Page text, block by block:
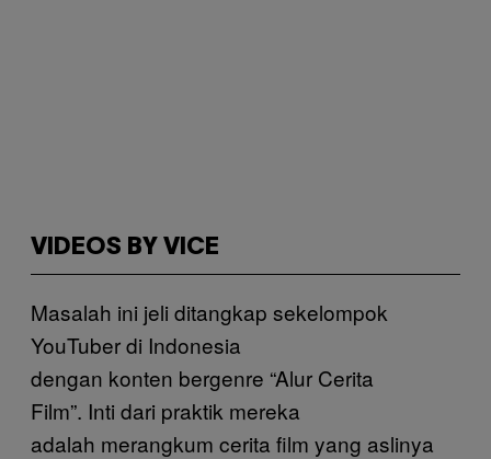
VIDEOS BY VICE
Masalah ini jeli ditangkap sekelompok
YouTuber di Indonesia
dengan konten bergenre “Alur Cerita
Film”. Inti dari praktik mereka
adalah merangkum cerita film yang aslinya